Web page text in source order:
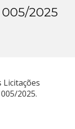
005/2025
005/2025.